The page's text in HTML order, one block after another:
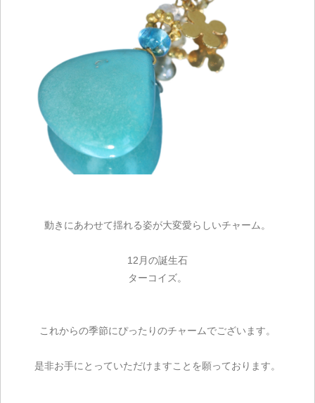
動きにあわせて揺れる姿が大変愛らしいチャーム。
12月の誕生石
ターコイズ。
これからの季節にぴったりのチャームでございます。
是非お手にとっていただけますことを願っております。